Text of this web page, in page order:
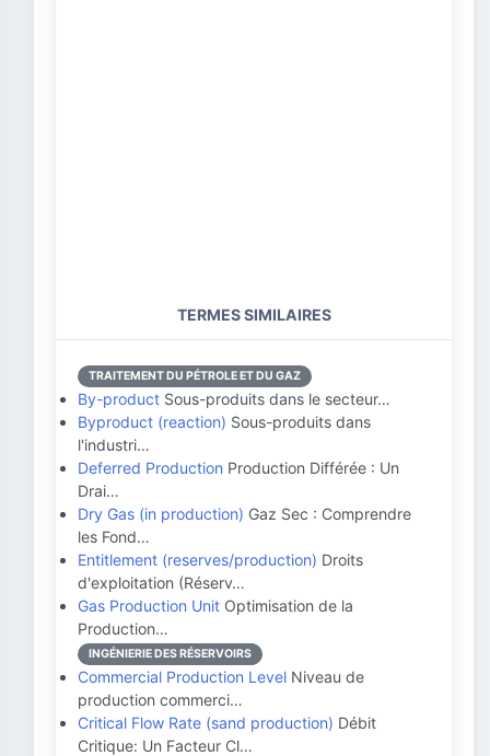
TERMES SIMILAIRES
TRAITEMENT DU PÉTROLE ET DU GAZ
By-product Sous-produits dans le secteur…
Byproduct (reaction) Sous-produits dans
l'industri…
Deferred Production Production Différée : Un
Drai…
Dry Gas (in production) Gaz Sec : Comprendre
les Fond…
Entitlement (reserves/production) Droits
d'exploitation (Réserv…
Gas Production Unit Optimisation de la
Production…
INGÉNIERIE DES RÉSERVOIRS
Commercial Production Level Niveau de
production commerci…
Critical Flow Rate (sand production) Débit
Critique: Un Facteur Cl…